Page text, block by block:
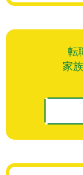
転
家